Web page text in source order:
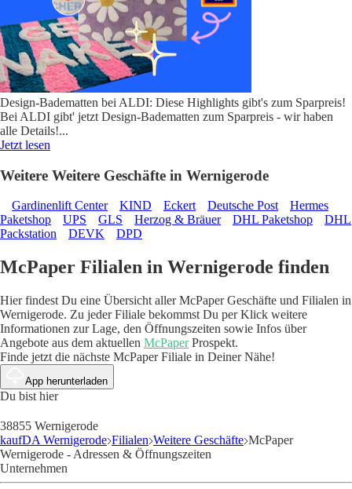
Design-Badematten bei ALDI: Diese Highlights gibt's zum Sparpreis!
Bei ALDI gibt' jetzt Design-Badematten zum Sparpreis - wir haben
alle Details!...
Jetzt lesen
Weitere Weitere Geschäfte in Wernigerode
Gardinenlift Center KIND Eckert Deutsche Post
Hermes
Paketshop
UPS GLS Herzog & Bräuer DHL Paketshop
DHL
Packstation
DEVK DPD
McPaper Filialen in Wernigerode finden
Hier findest Du eine Übersicht aller McPaper Geschäfte und Filialen in
Wernigerode. Zu jeder Filiale bekommst Du per Klick weitere
Informationen zur Lage, den Öffnungszeiten sowie Infos über
Angebote aus dem aktuellen McPaperProspekt.
Finde jetzt die nächste McPaper Filiale in Deiner Nähe!
App herunterladen
Du bist hier
38855 Wernigerode
kaufDA Wernigerode Filialen Weitere Geschäfte McPaper
Wernigerode - Adressen & Öffnungszeiten
Unternehmen